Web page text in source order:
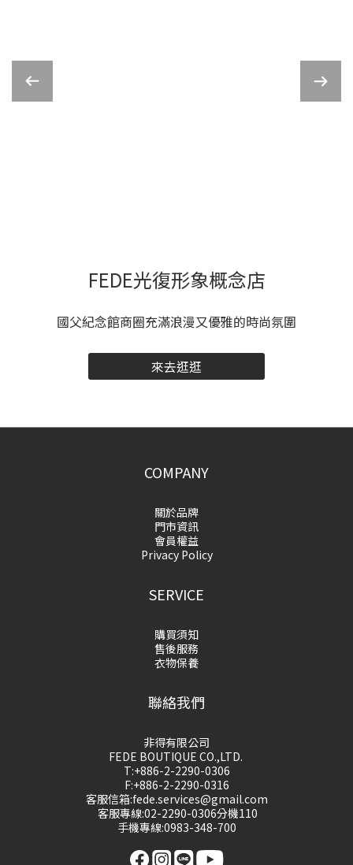
FEDE光復形象概念店
國父紀念館商圈充滿浪漫又優雅的時尚氛圍
來去逛逛
COMPANY
關於品牌
門市資訊
會員權益
Privacy Policy
SERVICE
購買須知
售後服務
衣物保養
聯絡我們
非得有限公司
FEDE BOUTIQUE CO.,LTD.
T:+886-2-2290-0306
F:+886-2-2290-0316
客服信箱:fede.services@gmail.com
客服專線:02-2290-0306分機110
手機專線:0983-348-700